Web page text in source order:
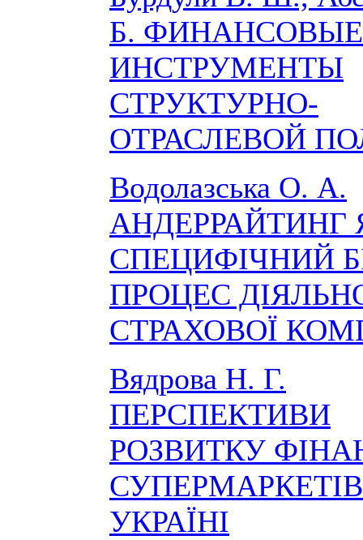
Б. ФИНАНСОВЫЕ
ИНСТРУМЕНТЫ
СТРУКТУРНО-
ОТРАСЛЕВОЙ
Водолазська О. А.
АНДЕРРАЙТИНГ
СПЕЦИФІЧНИЙ
ПРОЦЕС
СТРАХОВОЇ
Вядрова Н. Г.
ПЕРСПЕКТИВИ
РОЗВИТКУ
УКРАЇНІ